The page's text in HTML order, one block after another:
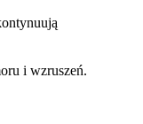
i wzruszeń.